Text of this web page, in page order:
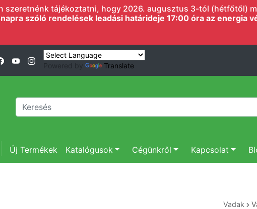
szeretnénk tájékoztatni, hogy 2026. augusztus 3-tól (hétfőtől)
szóló rendelések leadási határideje 17:00 óra az energia
Powered by Translate
Új Termékek Katalógusok Cégünkről Kapcsolat
Vadak